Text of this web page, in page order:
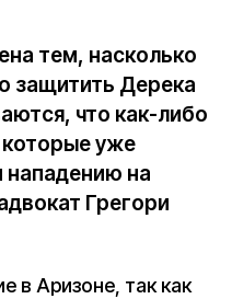
тем, насколько
защитить Дерека
что как-либо
которые уже
нападению на
Грегори
в Аризоне, так как